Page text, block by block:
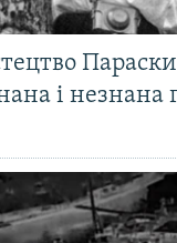
і незнана